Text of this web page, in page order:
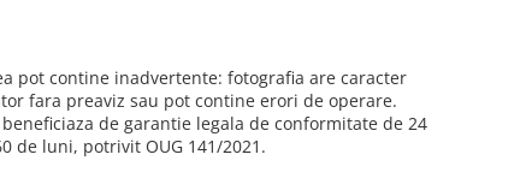
pot contine inadvertente: fotografia are caracter
fara preaviz sau pot contine erori de operare.
de garantie legala de conformitate de 24
de luni, potrivit OUG 141/2021.